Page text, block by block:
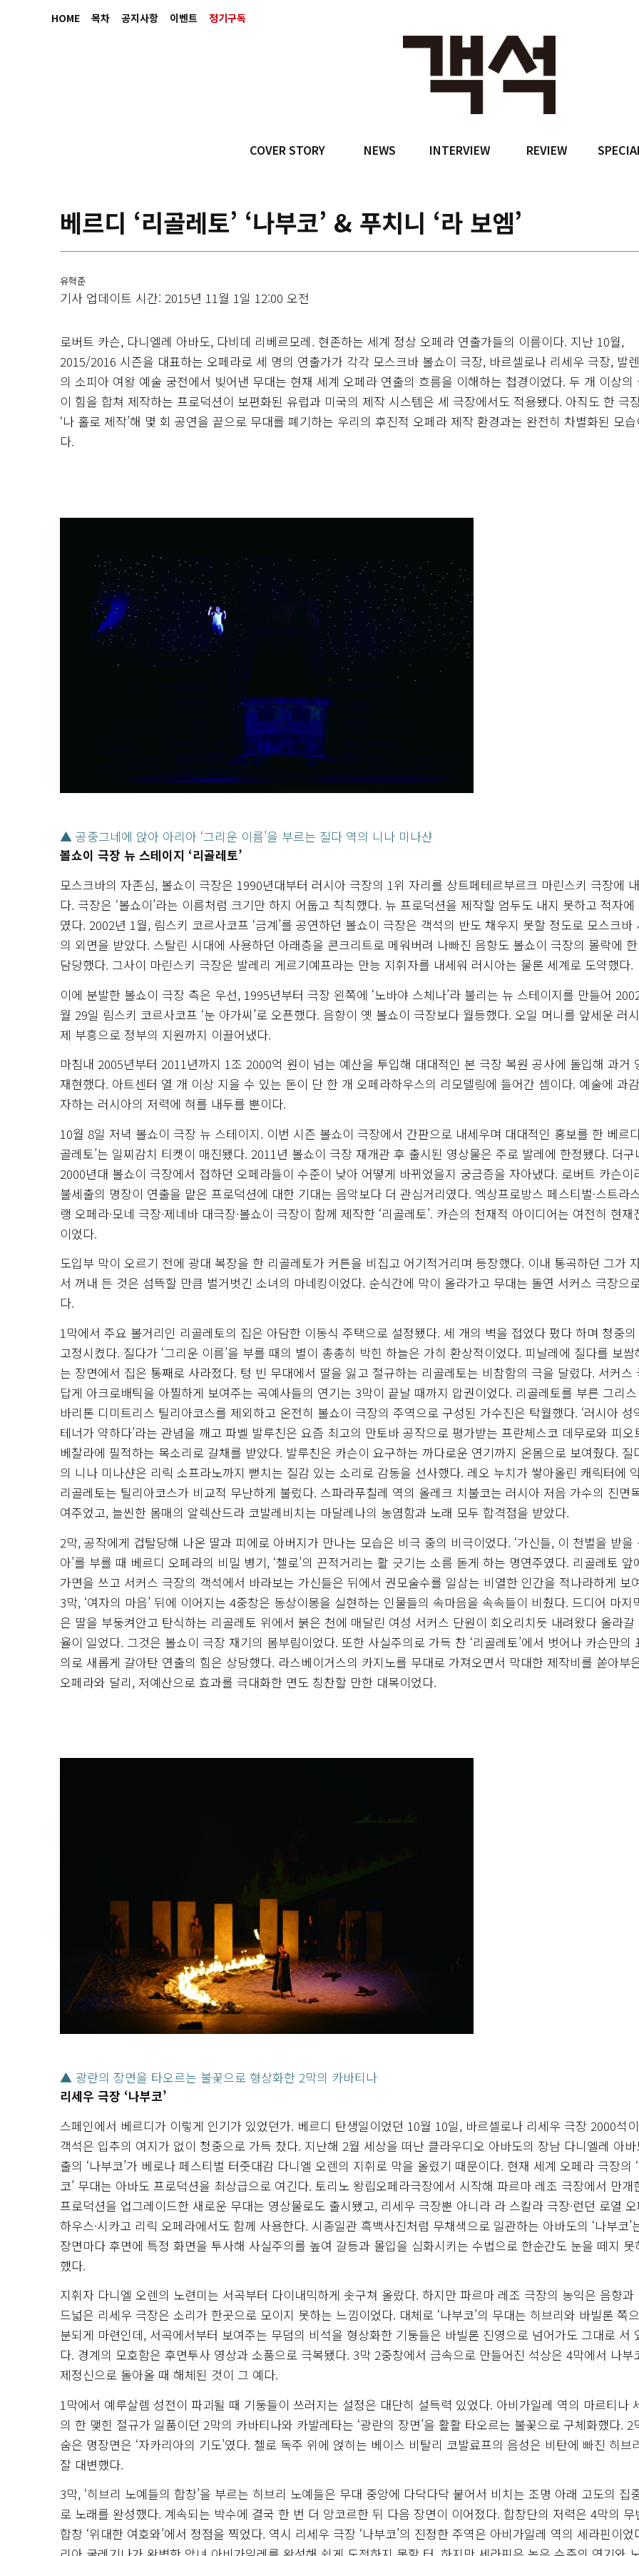
HOME 목차 공지사항 이벤트 정기구독
COVER STORY NEWS INTERVIEW REVIEW
베르디 ‘리골레토’ ‘나부코’ & 푸치니 ‘라 보엠’
유혁준
기사 업데이트 시간: 2015년 11월 1일 12:00 오전
로버트 카슨, 다니엘레 아바도, 다비데 리베르모레. 현존하는 세계 정상 오페라 연출가들의 이름이다. 지난 10월,
2015/2016 시즌을 대표하는 오페라로 세 명의 연출가가 각각 모스크바 볼쇼이 극장, 바르셀로나 리세우 극장, 발
의 소피아 여왕 예술 궁전에서 빚어낸 무대는 현재 세계 오페라 연출의 흐름을 이해하는 첩경이었다. 두 개 이상의
이 힘을 합쳐 제작하는 프로덕션이 보편화된 유럽과 미국의 제작 시스템은 세 극장에서도 적용됐다. 아직도 한 극
‘나 홀로 제작’해 몇 회 공연을 끝으로 무대를 폐기하는 우리의 후진적 오페라 제작 환경과는 완전히 차별화된 모습
다.
▲ 공중그네에 앉아 아리아 ‘그리운 이름’을 부르는 질다 역의 니나 미나샨
볼쇼이 극장 뉴 스테이지 ‘리골레토’
모스크바의 자존심, 볼쇼이 극장은 1990년대부터 러시아 극장의 1위 자리를 상트페테르부르크 마린스키 극장에
다. 극장은 ‘볼쇼이’라는 이름처럼 크기만 하지 어둡고 칙칙했다. 뉴 프로덕션을 제작할 엄두도 내지 못하고 적자에
였다. 2002년 1월, 림스키 코르사코프 ‘금계’를 공연하던 볼쇼이 극장은 객석의 반도 채우지 못할 정도로 모스크바
의 외면을 받았다. 스탈린 시대에 사용하던 아래층을 콘크리트로 메워버려 나빠진 음향도 볼쇼이 극장의 몰락에
담당했다. 그사이 마린스키 극장은 발레리 게르기예프라는 만능 지휘자를 내세워 러시아는 물론 세계로 도약했다.
이에 분발한 볼쇼이 극장 측은 우선, 1995년부터 극장 왼쪽에 ‘노바야 스체나’라 불리는 뉴 스테이지를 만들어
월 29일 림스키 코르사코프 ‘눈 아가씨’로 오픈했다. 음향이 옛 볼쇼이 극장보다 월등했다. 오일 머니를 앞세운 러
제 부흥으로 정부의 지원까지 이끌어냈다.
마침내 2005년부터 2011년까지 1조 2000억 원이 넘는 예산을 투입해 대대적인 본 극장 복원 공사에 돌입해 과거
재현했다. 아트센터 열 개 이상 지을 수 있는 돈이 단 한 개 오페라하우스의 리모델링에 들어간 셈이다. 예술에 과
자하는 러시아의 저력에 혀를 내두를 뿐이다.
10월 8일 저녁 볼쇼이 극장 뉴 스테이지. 이번 시즌 볼쇼이 극장에서 간판으로 내세우며 대대적인 홍보를 한 베르
골레토’는 일찌감치 티켓이 매진됐다. 2011년 볼쇼이 극장 재개관 후 출시된 영상물은 주로 발레에 한정됐다. 더구
2000년대 볼쇼이 극장에서 접하던 오페라들이 수준이 낮아 어떻게 바뀌었을지 궁금증을 자아냈다. 로버트 카슨이
불세출의 명장이 연출을 맡은 프로덕션에 대한 기대는 음악보다 더 관심거리였다. 엑상프로방스 페스티벌·스트라
랭 오페라·모네 극장·제네바 대극장·볼쇼이 극장이 함께 제작한 ‘리골레토’. 카슨의 천재적 아이디어는 여전히 현재
이었다.
도입부 막이 오르기 전에 광대 복장을 한 리골레토가 커튼을 비집고 어기적거리며 등장했다. 이내 통곡하던 그가
서 꺼내 든 것은 섬뜩할 만큼 벌거벗긴 소녀의 마네킹이었다. 순식간에 막이 올라가고 무대는 돌연 서커스 극장으
다.
1막에서 주요 볼거리인 리골레토의 집은 아담한 이동식 주택으로 설정됐다. 세 개의 벽을 접었다 폈다 하며 청중
고정시켰다. 질다가 ‘그리운 이름’을 부를 때의 별이 총총히 박힌 하늘은 가히 환상적이었다. 피날레에 질다를 보쌈
는 장면에서 집은 통째로 사라졌다. 텅 빈 무대에서 딸을 잃고 절규하는 리골레토는 비참함의 극을 달렸다. 서커스
답게 아크로배틱을 아찔하게 보여주는 곡예사들의 연기는 3막이 끝날 때까지 압권이었다. 리골레토를 부른 그리
바리톤 디미트리스 틸리아코스를 제외하고 온전히 볼쇼이 극장의 주역으로 구성된 가수진은 탁월했다. ‘러시아 성
테너가 약하다’라는 관념을 깨고 파벨 발루친은 요즘 최고의 만토바 공작으로 평가받는 프란체스코 데무로와 피오
베찰라에 필적하는 목소리로 갈채를 받았다. 발루친은 카슨이 요구하는 까다로운 연기까지 온몸으로 보여줬다. 질
의 니나 미나샨은 리릭 소프라노까지 뻗치는 질감 있는 소리로 감동을 선사했다. 레오 누치가 쌓아올린 캐릭터에
리골레토는 틸리아코스가 비교적 무난하게 불렀다. 스파라푸칠레 역의 올레크 치불코는 러시아 저음 가수의 진면
여주었고, 늘씬한 몸매의 알렉산드라 코발레비치는 마달레나의 농염함과 노래 모두 합격점을 받았다.
2막, 공작에게 겁탈당해 나온 딸과 피에로 아버지가 만나는 모습은 비극 중의 비극이었다. ‘가신들, 이 천벌을 받을
아’를 부를 때 베르디 오페라의 비밀 병기, ‘첼로’의 끈적거리는 활 긋기는 소름 돋게 하는 명연주였다. 리골레토 앞
가면을 쓰고 서커스 극장의 객석에서 바라보는 가신들은 뒤에서 권모술수를 일삼는 비열한 인간을 적나라하게 보
3막, ‘여자의 마음’ 뒤에 이어지는 4중창은 동상이몽을 실현하는 인물들의 속마음을 속속들이 비췄다. 드디어 마지
은 딸을 부둥켜안고 탄식하는 리골레토 위에서 붉은 천에 매달린 여성 서커스 단원이 회오리치듯 내려왔다 올라갈
율이 일었다. 그것은 볼쇼이 극장 재기의 몸부림이었다. 또한 사실주의로 가득 찬 ‘리골레토’에서 벗어나 카슨만의
의로 새롭게 갈아탄 연출의 힘은 상당했다. 라스베이거스의 카지노를 무대로 가져오면서 막대한 제작비를 쏟아부
오페라와 달리, 저예산으로 효과를 극대화한 면도 칭찬할 만한 대목이었다.
▲ 광란의 장면을 타오르는 불꽃으로 형상화한 2막의 카바티나
리세우 극장 ‘나부코’
스페인에서 베르디가 이렇게 인기가 있었던가. 베르디 탄생일이었던 10월 10일, 바르셀로나 리세우 극장 2000석
객석은 입추의 여지가 없이 청중으로 가득 찼다. 지난해 2월 세상을 떠난 클라우디오 아바도의 장남 다니엘레 아바
출의 ‘나부코’가 베로나 페스티벌 터줏대감 다니엘 오렌의 지휘로 막을 올렸기 때문이다. 현재 세계 오페라 극장의
코’ 무대는 아바도 프로덕션을 최상급으로 여긴다. 토리노 왕립오페라극장에서 시작해 파르마 레조 극장에서 만개
프로덕션을 업그레이드한 새로운 무대는 영상물로도 출시됐고, 리세우 극장뿐 아니라 라 스칼라 극장·런던 로열
하우스·시카고 리릭 오페라에서도 함께 사용한다. 시종일관 흑백사진처럼 무채색으로 일관하는 아바도의 ‘나부코’
장면마다 후면에 특정 화면을 투사해 사실주의를 높여 갈등과 몰입을 심화시키는 수법으로 한순간도 눈을 떼지 못
했다.
지휘자 다니엘 오렌의 노련미는 서곡부터 다이내믹하게 솟구쳐 올랐다. 하지만 파르마 레조 극장의 농익은 음향과
드넓은 리세우 극장은 소리가 한곳으로 모이지 못하는 느낌이었다. 대체로 ‘나부코’의 무대는 히브리와 바빌론 쪽
분되게 마련인데, 서곡에서부터 보여주는 무덤의 비석을 형상화한 기둥들은 바빌론 진영으로 넘어가도 그대로 서
다. 경계의 모호함은 후면투사 영상과 소품으로 극복됐다. 3막 2중창에서 금속으로 만들어진 석상은 4막에서 나부
제정신으로 돌아올 때 해체된 것이 그 예다.
1막에서 예루살렘 성전이 파괴될 때 기둥들이 쓰러지는 설정은 대단히 설득력 있었다. 아비가일레 역의 마르티나
의 한 맺힌 절규가 일품이던 2막의 카바티나와 카발레타는 ‘광란의 장면’을 활활 타오르는 불꽃으로 구체화했다. 2
숨은 명장면은 ‘자카리아의 기도’였다. 첼로 독주 위에 얹히는 베이스 비탈리 코발료프의 음성은 비탄에 빠진 히브
잘 대변했다.
3막, ‘히브리 노예들의 합창’을 부르는 히브리 노예들은 무대 중앙에 다닥다닥 붙어서 비치는 조명 아래 고도의 집
로 노래를 완성했다. 계속되는 박수에 결국 한 번 더 앙코르한 뒤 다음 장면이 이어졌다. 합창단의 저력은 4막의 무
합창 ‘위대한 여호와’에서 정점을 찍었다. 역시 리세우 극장 ‘나부코’의 진정한 주역은 아비가일레 역의 세라핀이었